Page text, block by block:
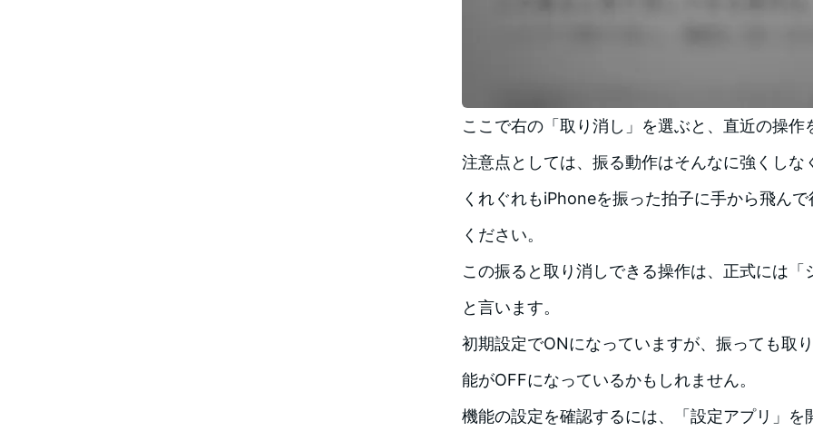
ここで右の「取り消し」を選ぶと、直近の操作
注意点としては、振る動作はそんなに強くしな
くれぐれもiPhoneを振った拍子に手から飛ん
ください。
この振ると取り消しできる操作は、正式には
と言います。
初期設定でONになっていますが、振っても取
能がOFFになっているかもしれません。
機能の設定を確認するには、「設定アプリ」を